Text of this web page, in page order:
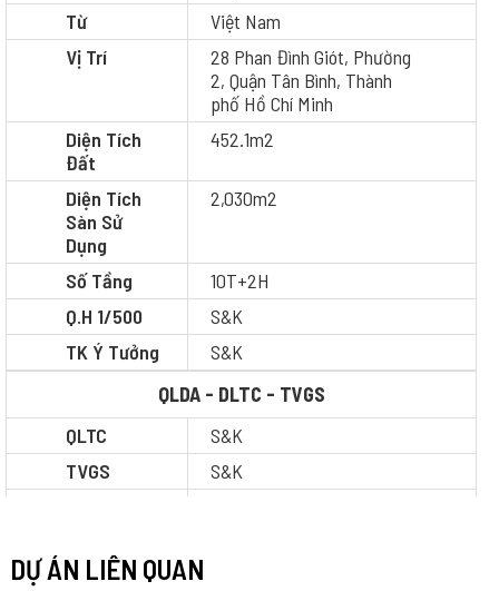
Từ
Việt Nam
Vị Trí
28 Phan Đình Giót, Phường
2, Quận Tân Bình, Thành
phố Hồ Chí Minh
Diện Tích
Đất
452.1m2
Diện Tích
Sàn Sử
Dụng
2,030m2
Số Tầng
10T+2H
Q.H 1/500
S&K
TK Ý Tưởng
S&K
QLDA - DLTC - TVGS
QLTC
S&K
TVGS
S&K
Trình
DỰ ÁN LIÊN QUAN